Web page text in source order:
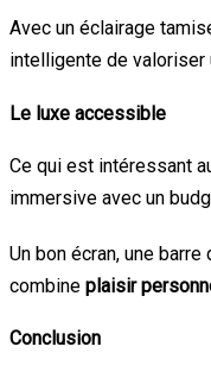
Avec un éclairage
intelligente de valoriser
Le luxe accessible
Ce qui est intéressant
immersive avec un
Un bon écran, une
combine plaisir
Conclusion